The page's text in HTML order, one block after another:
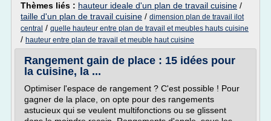
Thèmes liés : hauteur ideale d'un plan de travail cuisine /
taille d'un plan de travail cuisine / dimension plan de travail ilot
central / quelle hauteur entre plan de travail et meubles hauts cuisine
/ hauteur entre plan de travail et meuble haut cuisine
Rangement gain de place : 15 idées pour
la cuisine, la ...
Optimiser l'espace de rangement ? C'est possible ! Pour
gagner de la place, on opte pour des rangements
astucieux qui se veulent multifonctions ou se glissent